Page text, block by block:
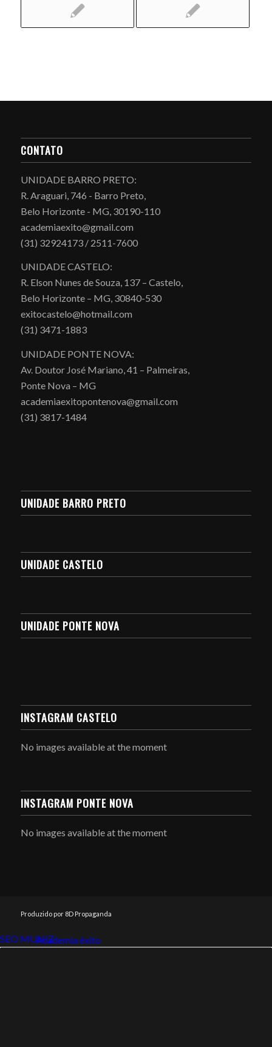
CONTATO
UNIDADE BARRO PRETO:
R. Araguari, 746 - Barro Preto,
Belo Horizonte - MG, 30190-110
academiaexito@gmail.com
(31) 32924173 / 2511-7600
UNIDADE CASTELO:
R. Elson Nunes de Souza, 137 – Castelo,
Belo Horizonte – MG, 30840-530
exitocastelo@hotmail.com
(31) 3471-1883
UNIDADE PONTE NOVA:
Av. Doutor José Mariano, 41 – Palmeiras,
Ponte Nova – MG
academiaexitopontenova@gmail.com
(31) 3817-1484
UNIDADE BARRO PRETO
UNIDADE CASTELO
UNIDADE PONTE NOVA
INSTAGRAM CASTELO
No images available at the moment
INSTAGRAM PONTE NOVA
No images available at the moment
Produzido por 8D Propaganda
SEO MUNIZ
Link112Academia êxito